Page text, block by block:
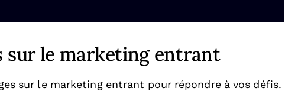
sur le marketing entrant
sur le marketing entrant pour répondre à vos défis.